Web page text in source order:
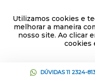
Utilizamos cookies e
melhorar a maneira
nosso site. Ao clicar
cookies
DÚVIDAS 11 2324-